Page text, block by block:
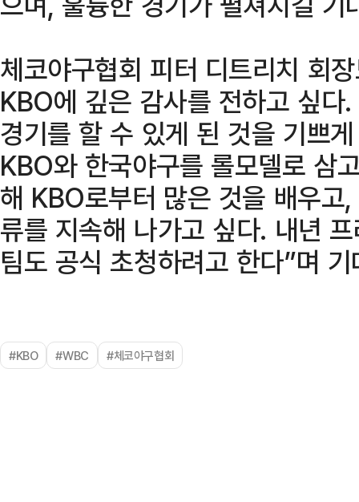
체코야구협회 피터 디트리치 회
KBO에 깊은 감사를 전하고 싶다
경기를 할 수 있게 된 것을 기쁘
KBO와 한국야구를 롤모델로 삼
해 KBO로부터 많은 것을 배우고
류를 지속해 나가고 싶다. 내년
팀도 공식 초청하려고 한다”며
#KBO #WBC #체코야구협회